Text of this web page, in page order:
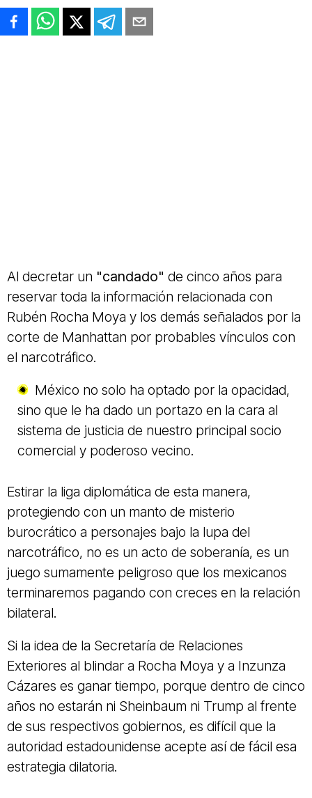
Al decretar un "candado" de cinco años para
reservar toda la información relacionada con
Rubén Rocha Moya y los demás señalados por la
corte de Manhattan por probables vínculos con
el narcotráfico.
México no solo ha optado por la opacidad,
sino que le ha dado un portazo en la cara al
sistema de justicia de nuestro principal socio
comercial y poderoso vecino.
Estirar la liga diplomática de esta manera,
protegiendo con un manto de misterio
burocrático a personajes bajo la lupa del
narcotráfico, no es un acto de soberanía, es un
juego sumamente peligroso que los mexicanos
terminaremos pagando con creces en la relación
bilateral.
Si la idea de la Secretaría de Relaciones
Exteriores al blindar a Rocha Moya y a Inzunza
Cázares es ganar tiempo, porque dentro de cinco
años no estarán ni Sheinbaum ni Trump al frente
de sus respectivos gobiernos, es difícil que la
autoridad estadounidense acepte así de fácil esa
estrategia dilatoria.